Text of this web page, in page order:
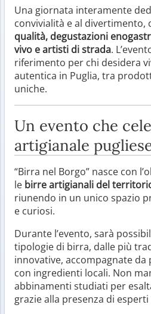
Una giornata interamente
convivialità e al divertimento,
qualità, degustazioni
vivo e artisti di strada.
riferimento per chi desidera
autentica in Puglia, tra
uniche.
Un evento che
artigianale
“Birra nel Borgo” nasce con
le birre artigianali del
riunendo in un unico spazio
e curiosi.
Durante l’evento, sarà
tipologie di birra, dalle più
innovative, accompagnate
con ingredienti locali. Non
abbinamenti studiati per
grazie alla presenza di